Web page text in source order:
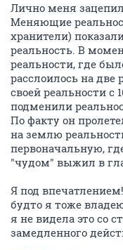
Лично меня
Меняющие
хранители)
реальность. В
реальности, где
расслоилось на две
своей реальности с
подменили
По факту он
на землю
первоначальную,
"чудом" выжил в
Я под
будто я тоже
я не видела это со
замедленного